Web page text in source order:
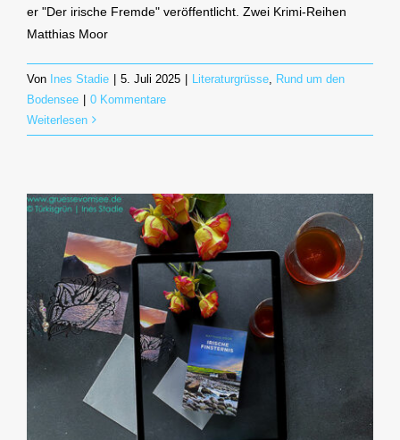
er "Der irische Fremde" veröffentlicht. Zwei Krimi-Reihen
Matthias Moor
Von Ines Stadie | 5. Juli 2025 | Literaturgrüsse Rund um den
Bodensee | 0 Kommentare
Weiterlesen